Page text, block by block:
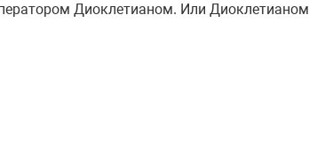
Диоклетианом. Или Диоклетианом